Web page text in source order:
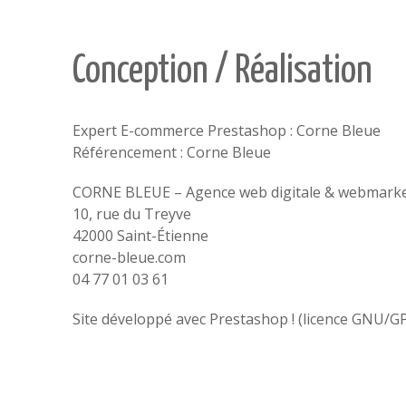
Conception / Réalisation
Expert E-commerce Prestashop : Corne Bleue
Référencement : Corne Bleue
CORNE BLEUE – Agence web digitale &
10, rue du Treyve
42000 Saint-Étienne
corne-bleue.com
04 77 01 03 61
Site développé avec Prestashop ! (licence GNU/